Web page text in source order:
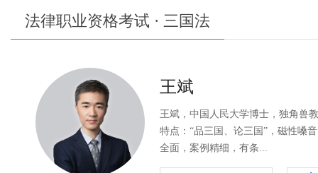
法律职业资格考试 · 三国法
王斌
王斌，中国人民大学博士，独角兽
特点：“品三国、论三国”，磁性嗓
全面，案例精细，有条...